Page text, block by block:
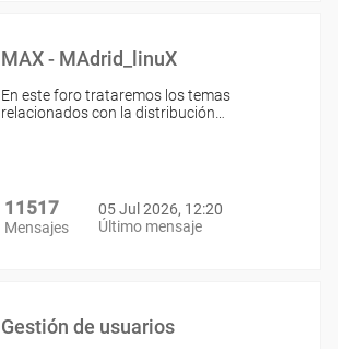
MAX - MAdrid_linuX
En este foro trataremos los temas
relacionados con la distribución…
11517
Mensajes
05 Jul 2026, 12:20
Último mensaje
Gestión de usuarios